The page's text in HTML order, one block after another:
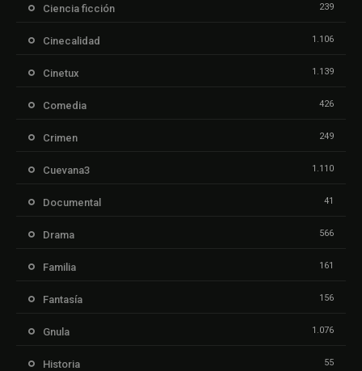
Ciencia ficción 239
Cinecalidad 1.106
Cinetux 1.139
Comedia 426
Crimen 249
Cuevana3 1.110
Documental 41
Drama 566
Familia 161
Fantasía 156
Gnula 1.076
Historia 55